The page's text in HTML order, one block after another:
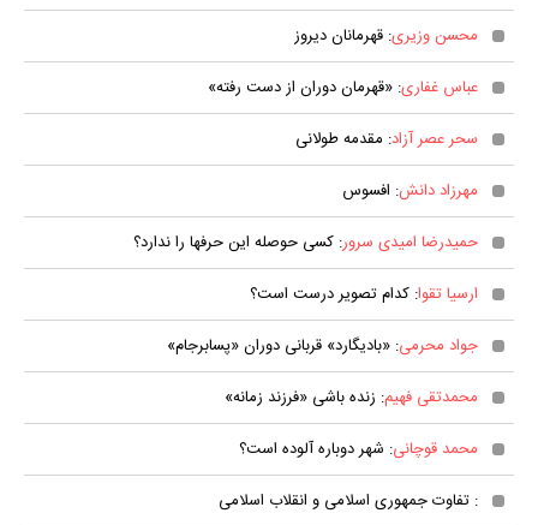
محسن وزیری: قهرمانان دیروز
عباس غفاری: «قهرمان دوران از دست رفته»
سحر عصر آزاد: مقدمه طولانی
مهرزاد دانش: افسوس
حمیدرضا امیدی سرور: کسی حوصله این حرفها را ندارد؟
ارسیا تقوا: کدام تصویر درست است؟
جواد محرمی: «بادیگارد» قربانی دوران «پسابرجام»
محمدتقی فهیم: زنده باشی «فرزند زمانه»
محمد قوچانی: شهر دوباره آلوده است؟
: تفاوت جمهوری اسلامی و انقلاب اسلامی